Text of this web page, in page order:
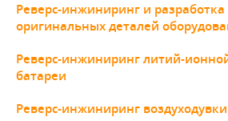
Реверс-инжиниринг и
оригинальных деталей
Реверс-инжиниринг литий-
батареи
Реверс-инжиниринг воздуходувки